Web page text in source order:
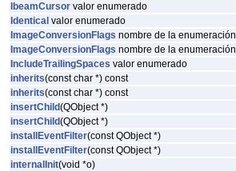
IbeamCursor valor enumerado
Identical valor enumerado
ImageConversionFlags nombre de la enumeración
ImageConversionFlags nombre de la enumeración
IncludeTrailingSpaces valor enumerado
inherits(const char *) const
inherits(const char *) const
insertChild(QObject *)
insertChild(QObject *)
installEventFilter(const QObject *)
installEventFilter(const QObject *)
internalInit(void *o)